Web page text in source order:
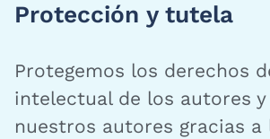
Protección y tutela
Protegemos los derechos
intelectual de los autores
nuestros autores gracias a